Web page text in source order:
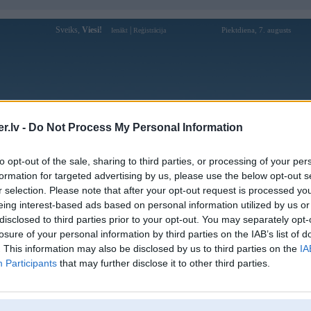
- Do Not Process My Personal Information
opt-out of the sale, sharing to third parties, or processing of your
for targeted advertising by us, please use the below opt-out
selection. Please note that after your opt-out request is processed
interest-based ads based on personal information utilized by us
to third parties prior to your opt-out. You may separately
of your personal information by third parties on the IAB’s list of
This information may also be disclosed by us to third parties on the
Participants that may further disclose it to other third parties.
Sveiks, Viesi! Ienākt Reģistrācija Piektdiena, 7. augusts
Forums Galerijas Reģistrācija Lietotāji
Lietotāja agrixxx9267 profils
Pēdējo reizi manīts: 10. Jul 2026, 11:29
Lietotājvārds:
agrixxx9267
Pilsēta:
Rēzekne
Braucu ar:
bmw e34
Intereses:
bmw moto
[Pēdējie ziņojumi forumā]